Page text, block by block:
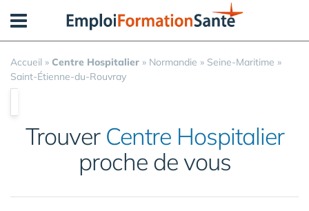
Accueil » Centre Hospitalier » Normandie » Seine-Maritime »
Saint-Étienne-du-Rouvray
Trouver Centre Hospitalier
proche de vous